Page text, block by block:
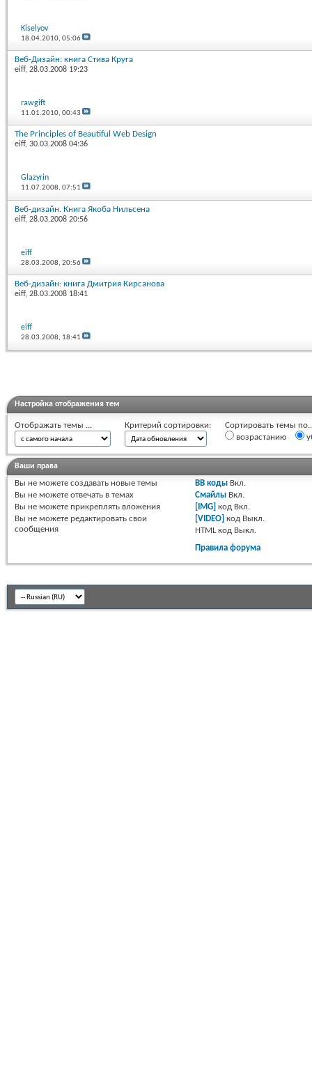
Kiselyov
18.04.2010,05:06
Веб-Дизайн: книга Стива Круга
eiff, 28.03.2008 19:23
rawgift
11.01.2010,00:43
The Principles of Beautiful Web Design
eiff, 30.03.2008 04:36
Glazyrin
11.07.2008,07:51
Веб-дизайн. Книга Якоба Нильсена
eiff, 28.03.2008 20:56
eiff
28.03.2008,20:56
Веб-дизайн: книга Дмитрия Кирсанова
eiff, 28.03.2008 18:41
eiff
28.03.2008, 18:41
Настройка отображения тем
Отображать темы ... Критерий сортировки:
Сортировать темы
возрастанию
Ваши права
Вы не можете создавать новые темы
Вы не можете отвечать в темах
Вы не можете прикреплять вложения
Вы не можете редактировать свои
сообщения
BB коды Вкл.
Смайлы Вкл.
[IMG] код Вкл.
[VIDEO] код Выкл.
HTML код Выкл.
Правила форума